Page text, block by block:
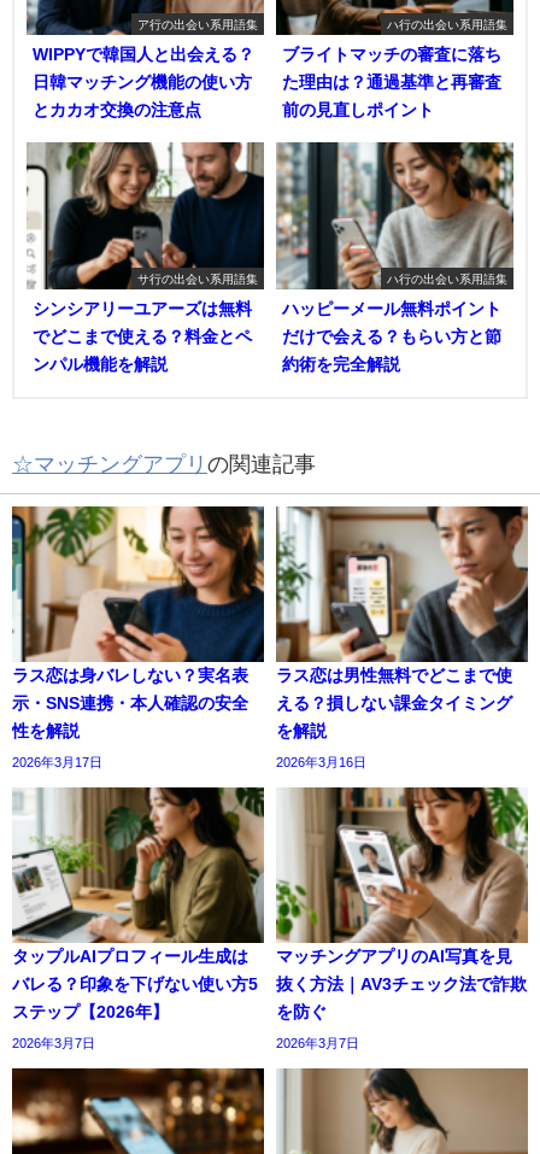
ア行の出会い系用語集
WIPPYで韓国人と出会える？
日韓マッチング機能の使い方
とカカオ交換の注意点
ハ行の出会い系用語集
ブライトマッチの審査に落ち
た理由は？通過基準と再審査
前の見直しポイント
サ行の出会い系用語集
シンシアリーユアーズは無料
でどこまで使える？料金とペ
ンパル機能を解説
ハ行の出会い系用語集
ハッピーメール無料ポイント
だけで会える？もらい方と節
約術を完全解説
☆マッチングアプリ の関連記事
ラス恋は身バレしない？実名表
示・SNS連携・本人確認の安全
性を解説
2026年3月17日
ラス恋は男性無料でどこまで使
える？損しない課金タイミング
を解説
2026年3月16日
タップルAIプロフィール生成は
バレる？印象を下げない使い方5
ステップ【2026年】
2026年3月7日
マッチングアプリのAI写真を見
抜く方法｜AV3チェック法で詐欺
を防ぐ
2026年3月7日